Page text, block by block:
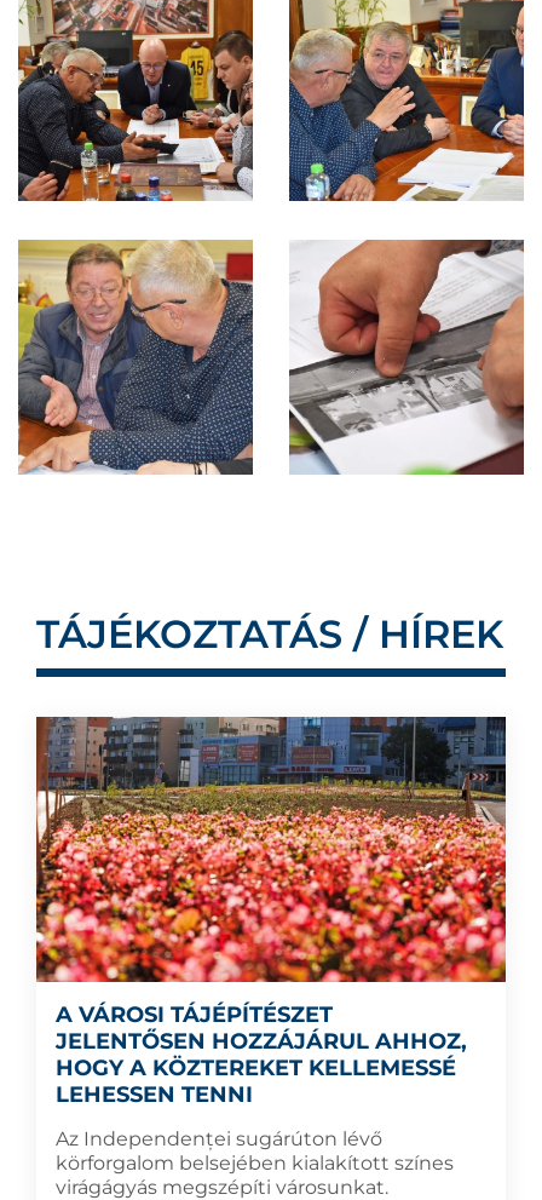
TÁJÉKOZTATÁS / HÍREK
A VÁROSI TÁJÉPÍTÉSZET
JELENTŐSEN HOZZÁJÁRUL AHHOZ,
HOGY A KÖZTEREKET KELLEMESSÉ
LEHESSEN TENNI
Az Independenței sugárúton lévő
körforgalom belsejében kialakított színes
virágágyás megszépíti városunkat.